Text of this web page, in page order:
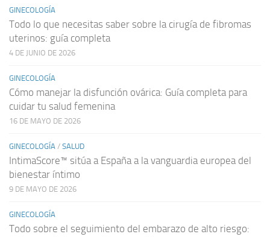
GINECOLOGÍA
Todo lo que necesitas saber sobre la cirugía de fibromas
uterinos: guía completa
4 DE JUNIO DE 2026
GINECOLOGÍA
Cómo manejar la disfunción ovárica: Guía completa para
cuidar tu salud femenina
16 DE MAYO DE 2026
GINECOLOGÍA / SALUD
IntimaScore™ sitúa a España a la vanguardia europea del
bienestar íntimo
9 DE MAYO DE 2026
GINECOLOGÍA
Todo sobre el seguimiento del embarazo de alto riesgo: